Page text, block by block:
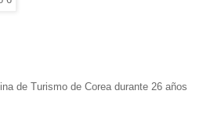
de Turismo de Corea durante 26 años